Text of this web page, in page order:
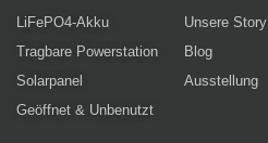
LiFePO4-Akku
Tragbare Powerstation
Solarpanel
Geöffnet & Unbenutzt
Unsere Story
Blog
Ausstellung